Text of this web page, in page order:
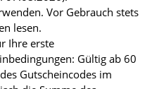
Vor Gebrauch stets
lesen.
Ihre erste
Gültig ab 60
Gutscheincodes im